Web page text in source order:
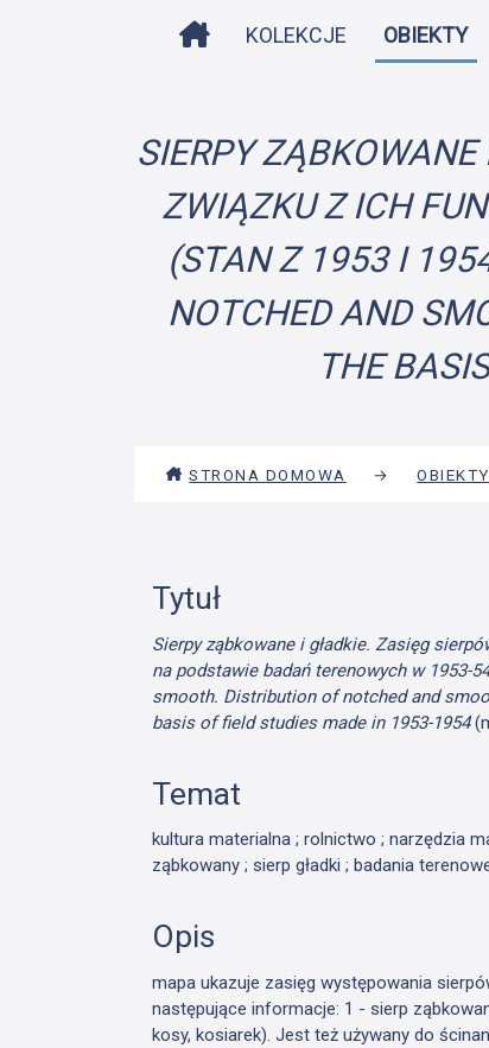
STRONA DOMOWA
KOLEKCJE OBIEKTY
SIERPY
ZWIĄZKU Z ICH
(STAN Z 1953 I
NOTCHED AND
THE
STRONA DOMOWA → OBIEKTY
Tytuł
Sierpy ząbkowane i gładkie. Zasięg
na podstawie badań terenowych w 1953-
smooth. Distribution of notched and
basis of field studies made in 1953-1954
Temat
kultura materialna ; rolnictwo ; narzędzia
ząbkowany ; sierp gładki ; badania
Opis
mapa ukazuje zasięg występowania
następujące informacje: 1 - sierp
kosy, kosiarek). Jest też używany do